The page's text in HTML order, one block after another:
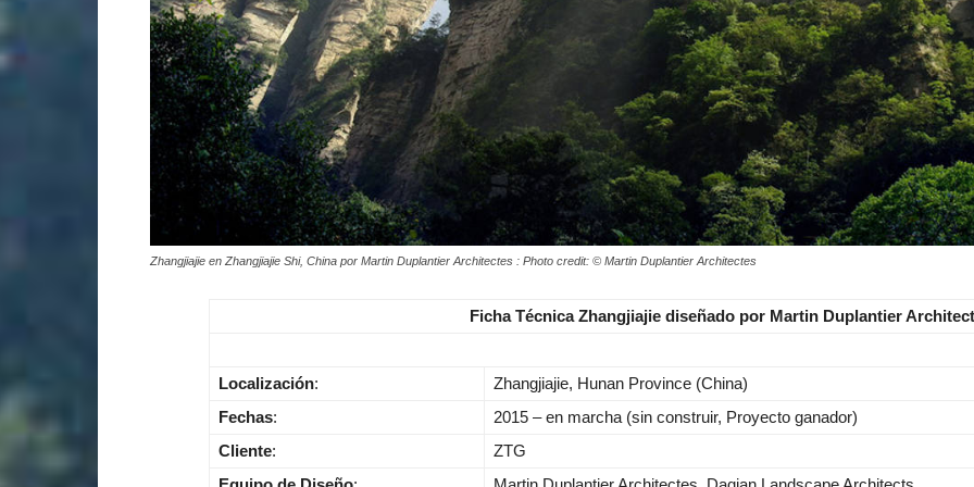
Zhangjiajie en Zhangjiajie Shi, China por Martin Duplantier Architectes : Photo credit: © Martin Duplantier Architectes
Ficha Técnica Zhangjiajie diseñado por Martin Duplantier
Localización:
Zhangjiajie, Hunan Province (China)
Fechas:
2015 – en marcha (sin construir, Proyecto ganador)
Cliente:
ZTG